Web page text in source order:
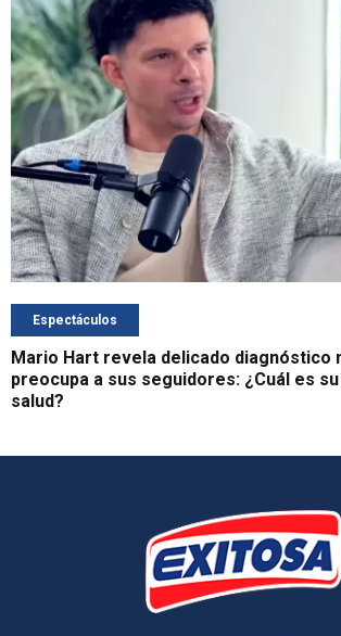
Espectáculos
Mario Hart revela delicado diagnóstico
preocupa a sus seguidores: ¿Cuál es
salud?